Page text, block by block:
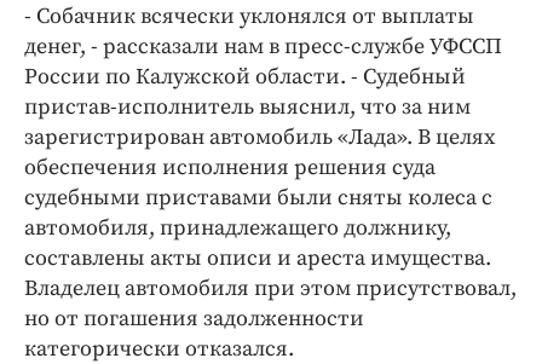
- Собачник всячески уклонялся от выплаты
денег, - рассказали нам в пресс-службе УФССП
России по Калужской области. - Судебный
пристав-исполнитель выяснил, что за ним
зарегистрирован автомобиль «Лада». В целях
обеспечения исполнения решения суда
судебными приставами были сняты колеса с
автомобиля, принадлежащего должнику,
составлены акты описи и ареста имущества.
Владелец автомобиля при этом присутствовал,
но от погашения задолженности
категорически отказался.